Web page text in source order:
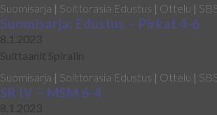
Suomisarja | Soittorasia Edustus | Ottelu |
Suomisarja: Edustus – Pirkat 4-6
8.1.2023
Sulttaanit Spiralin
Suomisarja | Soittorasia Edustus | Ottelu |
SR IV – MSM 6-4
8.1.2023